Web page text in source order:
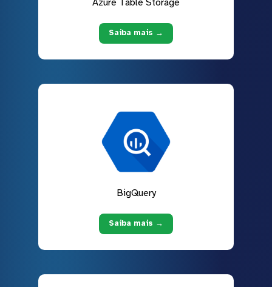
Saiba mais →
BigQuery
Saiba mais →